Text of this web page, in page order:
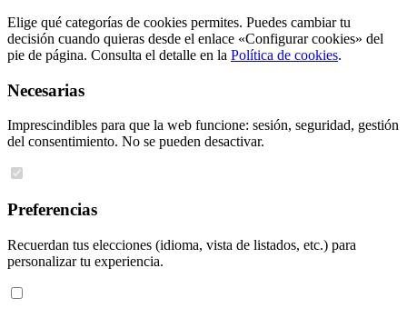
Elige qué categorías de cookies permites. Puedes cambiar tu
decisión cuando quieras desde el enlace «Configurar cookies» del
pie de página. Consulta el detalle en la Política de cookies.
Necesarias
Imprescindibles para que la web funcione: sesión, seguridad, gestión
del consentimiento. No se pueden desactivar.
Preferencias
Recuerdan tus elecciones (idioma, vista de listados, etc.) para
personalizar tu experiencia.